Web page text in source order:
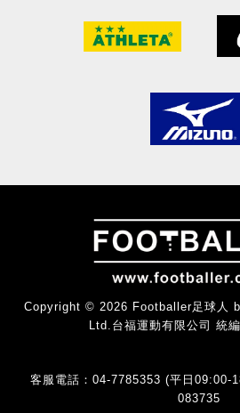
Copyright © 2026 Footballer足球人
Ltd.台福運動有限公司 統
客服電話：04-7785353 (平日09:00-
083735